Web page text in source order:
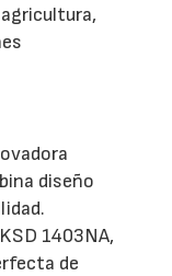
diseño
1403NA,
de